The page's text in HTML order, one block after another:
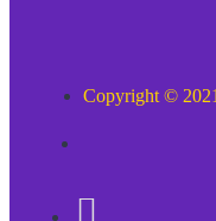
Copyright ©